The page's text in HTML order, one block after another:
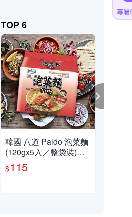
TOP 6
韓國 八道 Paldo 泡菜麵
(120gx5入／整袋裝)
【小三美日】 DS01950
1
$115